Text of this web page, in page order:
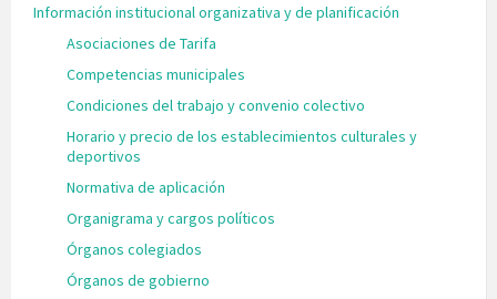
Información institucional organizativa y de planificación
Asociaciones de Tarifa
Competencias municipales
Condiciones del trabajo y convenio colectivo
Horario y precio de los establecimientos culturales y
deportivos
Normativa de aplicación
Organigrama y cargos políticos
Órganos colegiados
Órganos de gobierno